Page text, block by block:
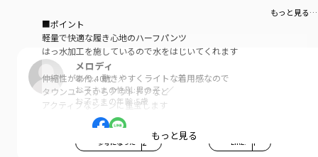
もっと見る…
メロディ
年代:40代
お子さまの性別:男の子
お子さまの年齢:5歳
参考になった 2 LIKE! 1
■ポイント
軽量で快適な履き心地のハーフパンツ
はっ水加工を施しているので水をはじいてくれます
伸縮性があり、動きやすくライトな着用感なので
タウンユースからアウトドアなど
アクティブなシーンに重宝します
シンプルで合わせやすい無地カラー、
カラバリが豊富なので夏のお着替えにおすすめ
もっと見る